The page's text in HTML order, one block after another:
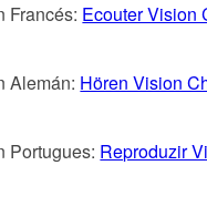
Francés: Ecouter Vision
Alemán: Hören Vision
Portugues: Reproduzir